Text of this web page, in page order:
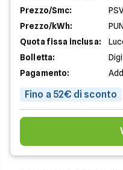
Prezzo/Smc:
Prezzo/kWh:
Quota fissa inclusa:
Bolletta:
Pagamento:
Fino a 52€ di sconto